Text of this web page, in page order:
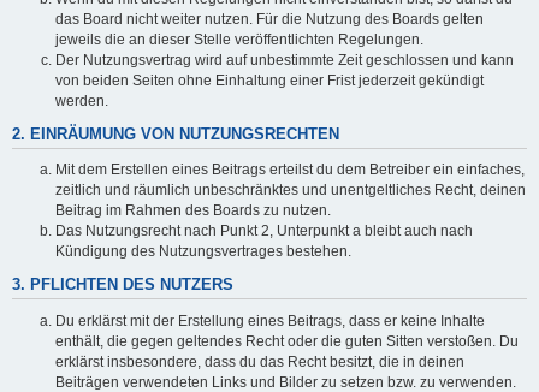
das Board nicht weiter nutzen. Für die Nutzung des Boards gelten
jeweils die an dieser Stelle veröffentlichten Regelungen.
Der Nutzungsvertrag wird auf unbestimmte Zeit geschlossen und kann
von beiden Seiten ohne Einhaltung einer Frist jederzeit gekündigt
werden.
2. EINRÄUMUNG VON NUTZUNGSRECHTEN
Mit dem Erstellen eines Beitrags erteilst du dem Betreiber ein einfaches,
zeitlich und räumlich unbeschränktes und unentgeltliches Recht, deinen
Beitrag im Rahmen des Boards zu nutzen.
Das Nutzungsrecht nach Punkt 2, Unterpunkt a bleibt auch nach
Kündigung des Nutzungsvertrages bestehen.
3. PFLICHTEN DES NUTZERS
Du erklärst mit der Erstellung eines Beitrags, dass er keine Inhalte
enthält, die gegen geltendes Recht oder die guten Sitten verstoßen. Du
erklärst insbesondere, dass du das Recht besitzt, die in deinen
Beiträgen verwendeten Links und Bilder zu setzen bzw. zu verwenden.